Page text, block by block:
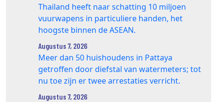
Thailand heeft naar schatting 10 miljoen
vuurwapens in particuliere handen, het
hoogste binnen de ASEAN.
Augustus 7, 2026
Meer dan 50 huishoudens in Pattaya
getroffen door diefstal van watermeters; tot
nu toe zijn er twee arrestaties verricht.
Augustus 7, 2026